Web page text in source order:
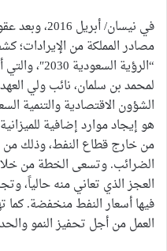
في نيسان/
مصادر المملكة من
“الرؤية
لمحمد بن سلمان، نائب ولي
الشؤون الاقتصادية والتنمية
هو إيجاد موارد إضافية
من خارج قطاع النفط، وذلك
الضرائب. وتسعى الخطة من
العجز الذي تعاني منه حالياً،
فيها أسعار النفط منخفضة.
العمل من أجل تحفيز النمو